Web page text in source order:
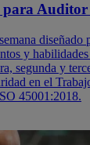
para
diseñado
y habilidades
segunda y
en el
45001:2018.